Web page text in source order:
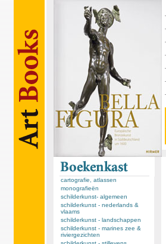
cartografie, atlassen
monografieën
schilderkunst- algemeen
schilderkunst - nederlands &
vlaams
schilderkunst - landschappen
schilderkunst - marines zee &
riviergezichten